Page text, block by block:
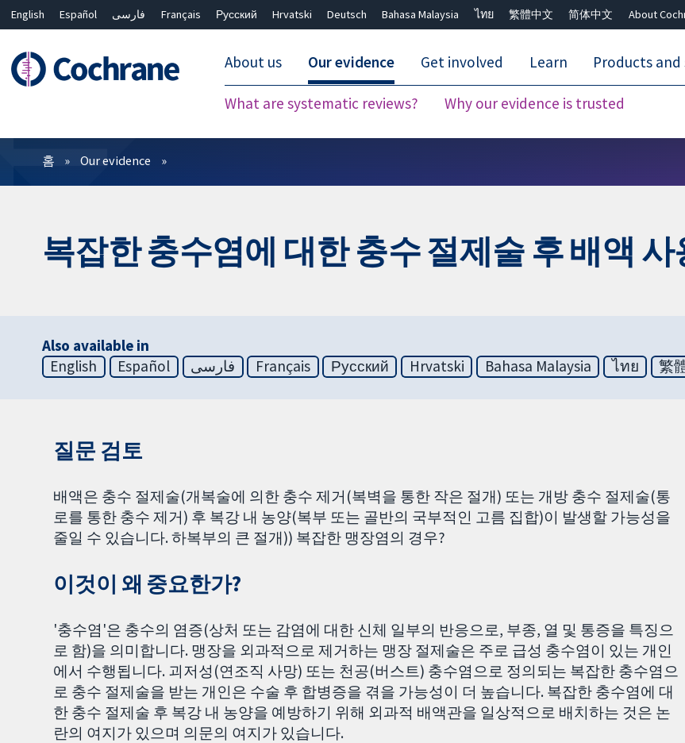
English Español فارسی Français Русский Hrvatski Deutsch Bahasa Malaysia ไทย 繁體中文 简体中文 About
About us Our evidence
What are systematic reviews? Why our evidence is trusted
Get involved Learn Products and
필터
홈 Our evidence
복잡한 충수염에 대한 충수 절제술 후 배액 사
Also available in
English
Español فارسی Français Русский Hrvatski Bahasa Malaysia ไทย 繁
질문 검토
배액은 충수 절제술(개복술에 의한 충수 제거(복벽을 통한 작은 절개) 또는 개방 충수 절제술(통
로를 통한 충수 제거) 후 복강 내 농양(복부 또는 골반의 국부적인 고름 집합)이 발생할 가능성을
줄일 수 있습니다. 하복부의 큰 절개)) 복잡한 맹장염의 경우?
이것이 왜 중요한가?
'충수염'은 충수의 염증(상처 또는 감염에 대한 신체 일부의 반응으로, 부종, 열 및 통증을 특징으
로 함)을 의미합니다. 맹장을 외과적으로 제거하는 맹장 절제술은 주로 급성 충수염이 있는 개인
에서 수행됩니다. 괴저성(연조직 사망) 또는 천공(버스트) 충수염으로 정의되는 복잡한 충수염으
로 충수 절제술을 받는 개인은 수술 후 합병증을 겪을 가능성이 더 높습니다. 복잡한 충수염에 대
한 충수 절제술 후 복강 내 농양을 예방하기 위해 외과적 배액관을 일상적으로 배치하는 것은 논
란의 여지가 있으며 의문의 여지가 있습니다.